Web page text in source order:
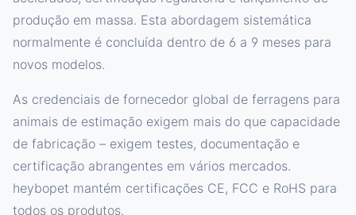
produção em massa. Esta abordagem sistemática
normalmente é concluída dentro de 6 a 9 meses para
novos modelos.
As credenciais de fornecedor global de ferragens para
animais de estimação exigem mais do que capacidade
de fabricação – exigem testes, documentação e
certificação abrangentes em vários mercados.
heybopet mantém certificações CE, FCC e RoHS para
todos os produtos.